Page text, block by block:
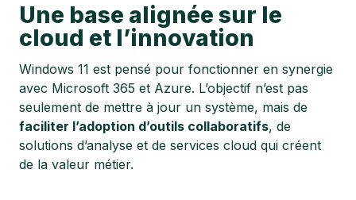
Une base alignée sur le
cloud et l’innovation
Windows 11 est pensé pour fonctionner en synergie
avec Microsoft 365 et Azure. L’objectif n’est pas
seulement de mettre à jour un système, mais de
faciliter l’adoption d’outils collaboratifs, de
solutions d’analyse et de services cloud qui créent
de la valeur métier.